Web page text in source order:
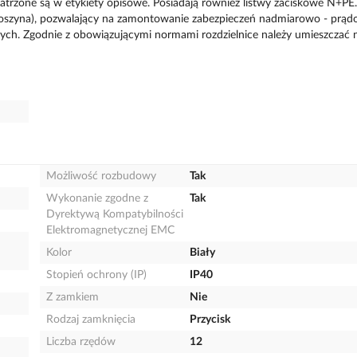
są w etykiety opisowe. Posiadają również listwy zaciskowe N+PE.
pozwalający na zamontowanie zabezpieczeń nadmiarowo -
Zgodnie z obowiązującymi normami rozdzielnice należy umieszczać
Możliwość rozbudowy
Tak
Wykonanie zgodne z
Dyrektywą Kompatybilności
Elektromagnetycznej EMC
Tak
Kolor
Biały
Stopień ochrony (IP)
IP40
Z zamkiem
Nie
Rodzaj zamknięcia
Przycisk
Liczba rzędów
12